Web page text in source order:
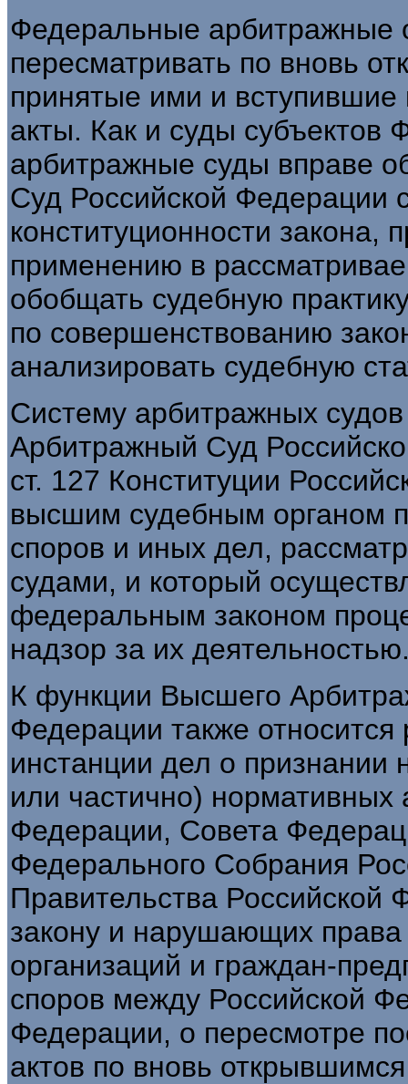
Федеральные арбитражные
пересматривать по вновь
принятые ими и
акты. Как и суды
арбитражные суды вправе
Суд Российской Федерации
конституционности
применению в
обобщать судебную
по совершенствованию
анализировать судебную
Систему арбитражных
Арбитражный Суд
ст. 127 Конституции
высшим судебным органом
споров и иных дел,
судами, и который
федеральным законом
надзор за их
К функции Высшего
Федерации также
инстанции дел о признании
или частично) нормативных
Федерации, Совета
Федерального Собрания
Правительства Российской
закону и нарушающих
организаций и граждан-
споров между Российской
Федерации, о пересмотре
актов по вновь